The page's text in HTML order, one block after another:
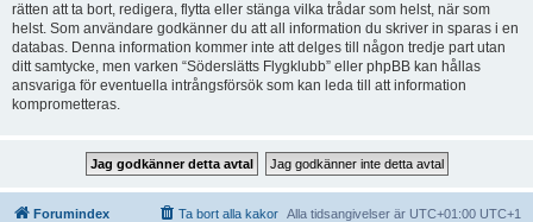
rätten att ta bort, redigera, flytta eller stänga vilka trådar som helst, när som
helst. Som användare godkänner du att all information du skriver in sparas i en
databas. Denna information kommer inte att delges till någon tredje part utan
ditt samtycke, men varken “Söderslätts Flygklubb” eller phpBB kan hållas
ansvariga för eventuella intrångsförsök som kan leda till att information
komprometteras.
Forumindex Alla tidsangivelser är UTC+01:00 UTC+1
Ta bort alla kakor